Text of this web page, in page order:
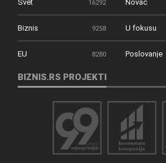
Svet 16292 Novac
Biznis 9258 U fokusu
EU 8280 Poslovanje
BIZNIS.RS PROJEKTI